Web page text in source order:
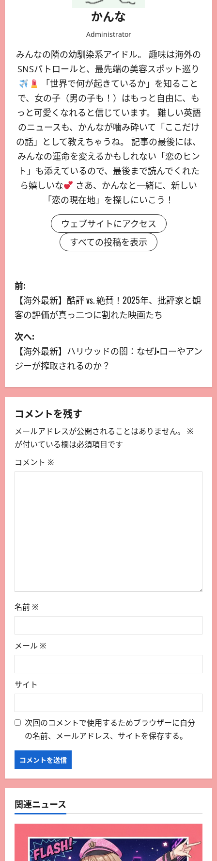
かんな
Administrator
みんなの隣の幼馴染系アイドル。 趣味は海外の
SNSパトロールと、最先端の美容スポット巡り
「世界で何が起きているか」を知ること
で、女の子（男の子も！）はもっと自由に、も
っと可愛くなれると信じています。 難しい英語
のニュースも、かんなが噛み砕いて「ここだけ
の話」として教えちゃうね。 記事の最後には、
みんなの運命を変えるかもしれない「恋のヒン
ト」も添えているので、最後まで読んでくれた
ら嬉しいな
さあ、かんなと一緒に、新しい
「恋の現在地」を探しにいこう！
ウェブサイトにアクセス
すべての投稿を表示
前:
【海外最新】酷評 vs. 絶賛！2025年、批評家と観
客の評価が真っ二つに割れた映画たち
次へ:
【海外最新】ハリウッドの闇：なぜJ・ローやアン
ジーが搾取されるのか？
コメントを残す
メールアドレスが公開されることはありません。
※
が付いている欄は必須項目です
コメント ※
名前 ※
メール ※
サイト
次回のコメントで使用するためブラウザーに自分
の名前、メールアドレス、サイトを保存する。
関連ニュース